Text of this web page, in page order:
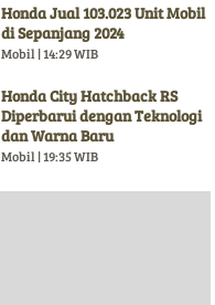
Honda Jual 103.023 Unit Mobil
di Sepanjang 2024
Mobil | 14:29 WIB
Honda City Hatchback RS
Diperbarui dengan Teknologi
dan Warna Baru
Mobil | 19:35 WIB